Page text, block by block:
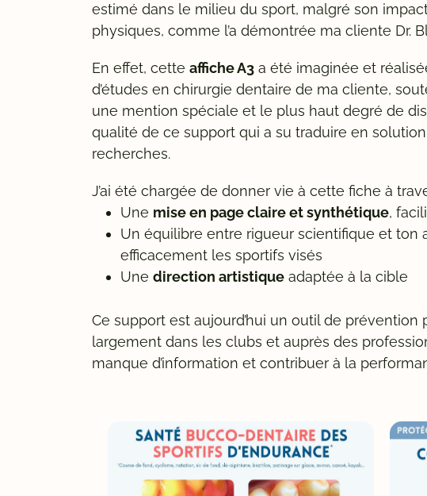
estimé dans le milieu du sport, malgré son
physiques, comme l’a démontrée ma cliente Dr.
En effet, cette affiche A3a été imaginée et
d’études en chirurgie dentaire de ma cliente,
une mention spéciale et le plus haut degré de
qualité de ce support qui a su traduire en
recherches.
J’ai été chargée de donner vie à cette fiche à
Une mise en page claire et synthétique,
Un équilibre entre rigueur scientifique et ton
efficacement les sportifs visés
Une direction artistiqueadaptée à la cible
Ce support est aujourd’hui un outil de
largement dans les clubs et auprès des
manque d’information et contribuer à la